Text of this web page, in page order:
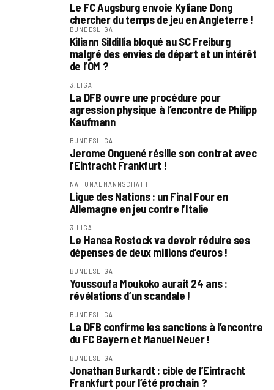
Le FC Augsburg envoie Kyliane Dong
chercher du temps de jeu en Angleterre !
BUNDESLIGA
Kiliann Sildillia bloqué au SC Freiburg
malgré des envies de départ et un intérêt
de l’OM ?
3.LIGA
La DFB ouvre une procédure pour
agression physique à l’encontre de Philipp
Kaufmann
BUNDESLIGA
Jerome Onguené résilie son contrat avec
l’Eintracht Frankfurt !
NATIONALMANNSCHAFT
Ligue des Nations : un Final Four en
Allemagne en jeu contre l’Italie
3.LIGA
Le Hansa Rostock va devoir réduire ses
dépenses de deux millions d’euros !
BUNDESLIGA
Youssoufa Moukoko aurait 24 ans :
révélations d’un scandale !
BUNDESLIGA
La DFB confirme les sanctions à l’encontre
du FC Bayern et Manuel Neuer !
BUNDESLIGA
Jonathan Burkardt : cible de l’Eintracht
Frankfurt pour l’été prochain ?